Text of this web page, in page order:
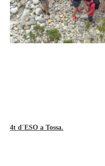
4t d´ESO a Tossa.